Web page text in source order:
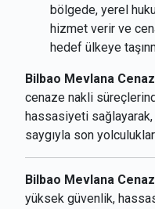
bölgede, yerel
hizmet verir ve
hedef ülkeye
Bilbao Mevlana
cenaze nakli
hassasiyeti
saygıyla son
Bilbao Mevlana
yüksek güvenlik,